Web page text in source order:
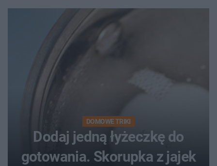
DOMOWE TRIKI
Dodaj jedną łyżeczkę do
gotowania. Skorupka z jajek